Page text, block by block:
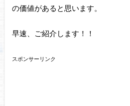
の価値があると思います。
早速、ご紹介します！！
スポンサーリンク